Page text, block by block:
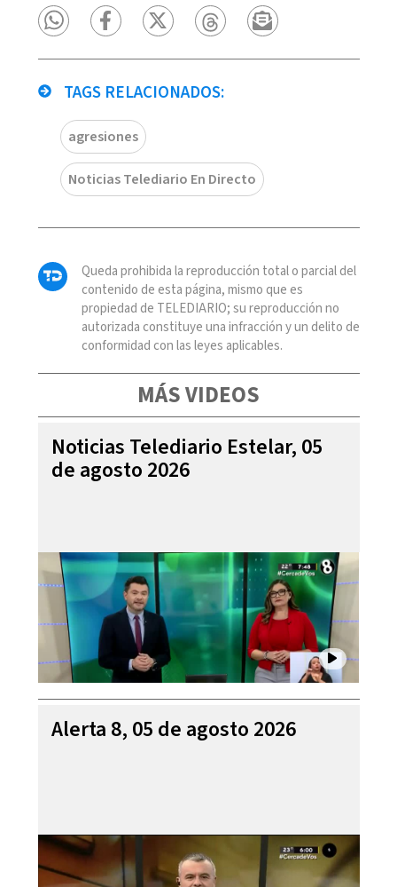
TAGS RELACIONADOS:
agresiones
Noticias Telediario En Directo
Queda prohibida la reproducción total o parcial del
contenido de esta página, mismo que es
propiedad de TELEDIARIO; su reproducción no
autorizada constituye una infracción y un delito de
conformidad con las leyes aplicables.
MÁS VIDEOS
Noticias Telediario Estelar, 05
de agosto 2026
Alerta 8, 05 de agosto 2026